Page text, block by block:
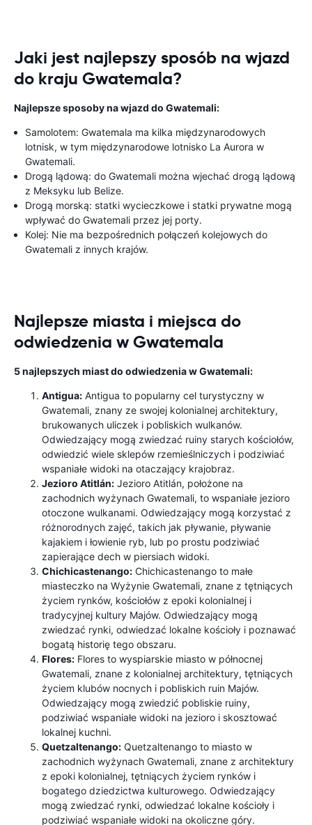
Jaki jest najlepszy sposób na wjazd
do kraju Gwatemala?
Najlepsze sposoby na wjazd do Gwatemali:
Samolotem: Gwatemala ma kilka międzynarodowych
lotnisk, w tym międzynarodowe lotnisko La Aurora w
Gwatemali.
Drogą lądową: do Gwatemali można wjechać drogą lądową
z Meksyku lub Belize.
Drogą morską: statki wycieczkowe i statki prywatne mogą
wpływać do Gwatemali przez jej porty.
Kolej: Nie ma bezpośrednich połączeń kolejowych do
Gwatemali z innych krajów.
Najlepsze miasta i miejsca do
odwiedzenia w Gwatemala
5 najlepszych miast do odwiedzenia w Gwatemali:
Antigua: Antigua to popularny cel turystyczny w
Gwatemali, znany ze swojej kolonialnej architektury,
brukowanych uliczek i pobliskich wulkanów.
Odwiedzający mogą zwiedzać ruiny starych kościołów,
odwiedzić wiele sklepów rzemieślniczych i podziwiać
wspaniałe widoki na otaczający krajobraz.
Jezioro Atitlán: Jezioro Atitlán, położone na
zachodnich wyżynach Gwatemali, to wspaniałe jezioro
otoczone wulkanami. Odwiedzający mogą korzystać z
różnorodnych zajęć, takich jak pływanie, pływanie
kajakiem i łowienie ryb, lub po prostu podziwiać
zapierające dech w piersiach widoki.
Chichicastenango: Chichicastenango to małe
miasteczko na Wyżynie Gwatemali, znane z tętniących
życiem rynków, kościołów z epoki kolonialnej i
tradycyjnej kultury Majów. Odwiedzający mogą
zwiedzać rynki, odwiedzać lokalne kościoły i poznawać
bogatą historię tego obszaru.
Flores: Flores to wyspiarskie miasto w północnej
Gwatemali, znane z kolonialnej architektury, tętniących
życiem klubów nocnych i pobliskich ruin Majów.
Odwiedzający mogą zwiedzić pobliskie ruiny,
podziwiać wspaniałe widoki na jezioro i skosztować
lokalnej kuchni.
Quetzaltenango: Quetzaltenango to miasto w
zachodnich wyżynach Gwatemali, znane z architektury
z epoki kolonialnej, tętniących życiem rynków i
bogatego dziedzictwa kulturowego. Odwiedzający
mogą zwiedzać rynki, odwiedzać lokalne kościoły i
podziwiać wspaniałe widoki na okoliczne góry.